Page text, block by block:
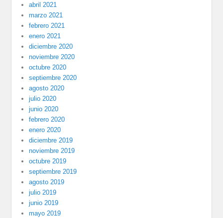
abril 2021
marzo 2021
febrero 2021
enero 2021
diciembre 2020
noviembre 2020
octubre 2020
septiembre 2020
agosto 2020
julio 2020
junio 2020
febrero 2020
enero 2020
diciembre 2019
noviembre 2019
octubre 2019
septiembre 2019
agosto 2019
julio 2019
junio 2019
mayo 2019